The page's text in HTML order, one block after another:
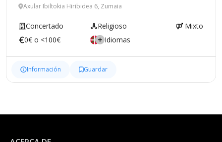
Axular Ibiltokia Hiribidea 6, Zumaia
Concertado Religioso
Mixto
0€ o <100€
Idiomas
Información Guardar